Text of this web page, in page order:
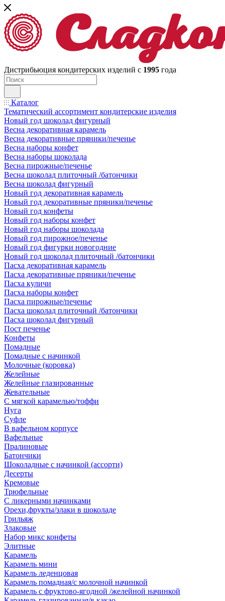
Дистрибьюция кондитерских изделий с 1995 года
Каталог
Тематический ассортимент кондитерские изделия
Новый год шоколад фигурный
Весна декоративная карамель
Весна декоративные пряники/печенье
Весна наборы конфет
Весна наборы шоколада
Весна пирожные/печенье
Весна шоколад плиточный /батончики
Весна шоколад фигурный
Новый год декоративная карамель
Новый год декоративные пряники/печенье
Новый год конфеты
Новый год наборы конфет
Новый год наборы шоколада
Новый год пирожное/печенье
Новый год фигурки новогодние
Новый год шоколад плиточный /батончики
Пасха декоративная карамель
Пасха декоративные пряники/печенье
Пасха куличи
Пасха наборы конфет
Пасха пирожные/печенье
Пасха шоколад плиточный /батончики
Пасха шоколад фигурный
Пост печенье
Конфеты
Помадные
Помадные с начинкой
Молочные (коровка)
Желейные
Желейные глазированные
Жевательные
С мягкой карамелью/тоффи
Нуга
Суфле
В вафельном корпусе
Вафельные
Пралиновые
Батончики
Шоколадные с начинкой (ассорти)
Десерты
Кремовые
Трюфельные
С ликерными начинками
Орехи,фрукты/злаки в шоколаде
Грильяж
Злаковые
Набор микс конфеты
Элитные
Карамель
Карамель мини
Карамель леденцовая
Карамель помадная/с молочной начинкой
Карамель с фруктово-ягодной /желейной начинкой